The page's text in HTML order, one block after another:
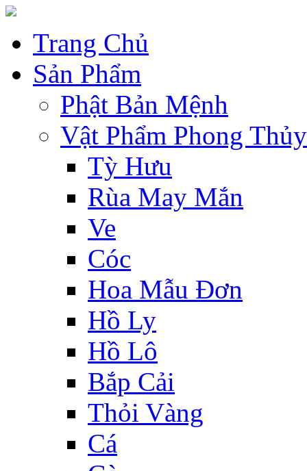
Trang Chủ
Sản Phẩm
Phật Bản Mệnh
Vật Phẩm Phong Thủy
Tỳ Hưu
Rùa May Mắn
Ve
Cóc
Hoa Mẫu Đơn
Hồ Ly
Hồ Lô
Bắp Cải
Thỏi Vàng
Cá